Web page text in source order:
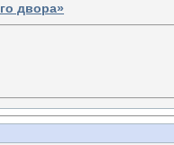
двора»